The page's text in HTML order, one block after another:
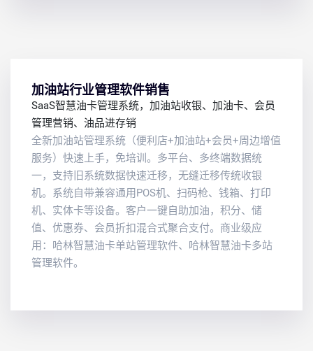
加油站行业管理软件销售
SaaS智慧油卡管理系统，加油站收银、加油卡、会员
管理营销、油品进存销
全新加油站管理系统（便利店+加油站+会员+周边增值
服务）快速上手，免培训。多平台、多终端数据统
一，支持旧系统数据快速迁移，无缝迁移传统收银
机。系统自带兼容通用POS机、扫码枪、钱箱、打印
机、实体卡等设备。客户一键自助加油，积分、储
值、优惠券、会员折扣混合式聚合支付。商业级应
用：哈林智慧油卡单站管理软件、哈林智慧油卡多站
管理软件。